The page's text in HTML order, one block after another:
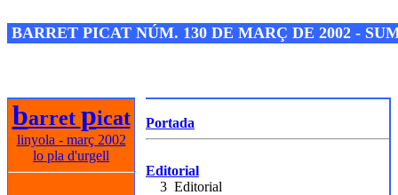
BARRET PICAT NÚM. 130 DE MARÇ DE 2002 -
barret picat
linyola - març 2002
lo pla d'urgell
Portada
Editorial
3 Editorial